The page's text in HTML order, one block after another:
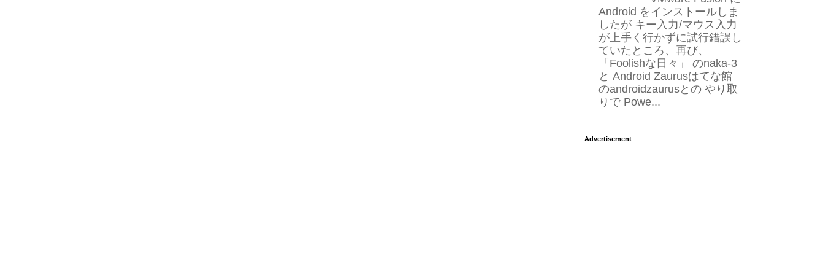
Android をインストールしま
したが キー入力/マウス入力
が上手く行かずに試行錯誤し
ていたところ、再び、
「Foolishな日々」 のnaka-3
と Android Zaurusはてな館
のandroidzaurusとの やり取
りで Powe...
Advertisement